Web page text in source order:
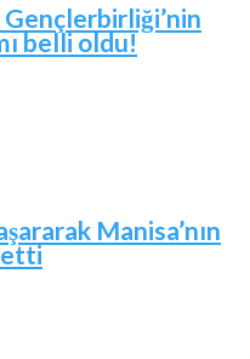
belli oldu!
Manisa’nın
etti